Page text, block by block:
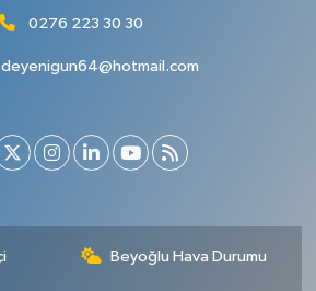
0276 223 30 30
Beyoğlu Hava Durumu